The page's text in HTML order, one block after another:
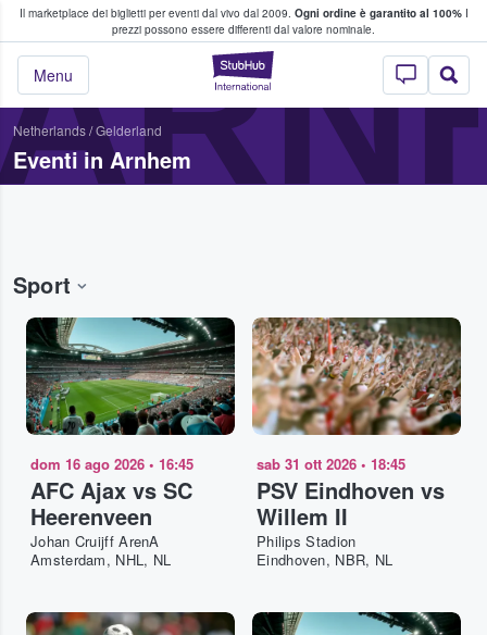
Il marketplace dei biglietti per eventi dal vivo dal 2009. Ogni ordine è garantito al 100%I
prezzi possono essere differenti dal valore nominale.
StubHub - Dove
Menu
fan comprano e vendono biglietti
Netherlands/Gelderland
Eventi in Arnhem
Sport
dom 16 ago 2026 • 16:45
AFC Ajax vs SC
Heerenveen
Johan Cruijff ArenA
Amsterdam, NHL, NL
sab 31 ott 2026 • 18:45
PSV Eindhoven vs
Willem II
Philips Stadion
Eindhoven, NBR, NL